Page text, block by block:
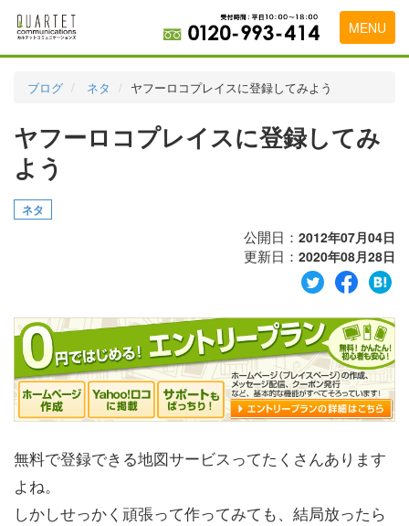
MENU
実績・お客様の声
初めて導入をお考えの方
代理店の乗り換えをお考えの方
会社概要
お問い合わせ
ブログ ネタ ヤフーロコプレイスに登録してみよう
ヤフーロコプレイスに登録してみ
よう
ネタ
公開日： 2012年07月04日
更新日： 2020年08月28日
無料で登録できる地図サービスってたくさんあります
よね。
しかしせっかく頑張って作ってみても、結局放ったら